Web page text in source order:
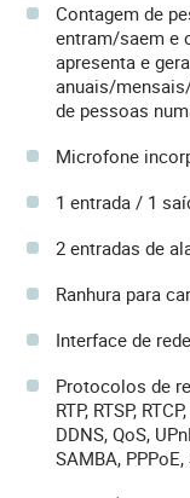
Contagem de
entram/saem e
apresenta e
anuais/
de pessoas
Microfone
1 entrada / 1
2 entradas de
Ranhura para
Interface de
Protocolos de
RTP, RTSP,
DDNS, QoS,
SAMBA,